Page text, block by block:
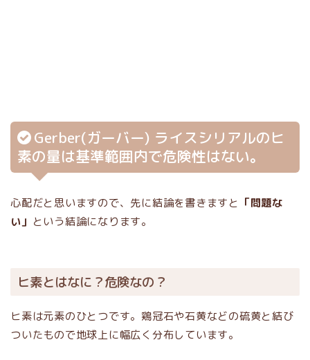
Gerber(ガーバー) ライスシリアルのヒ
素の量は基準範囲内で危険性はない。
心配だと思いますので、先に結論を書きますと 「問題な
い」 という結論になります。
ヒ素とはなに？危険なの？
ヒ素は元素のひとつです。鶏冠石や石黄などの硫黄と結び
ついたもので地球上に幅広く分布しています。